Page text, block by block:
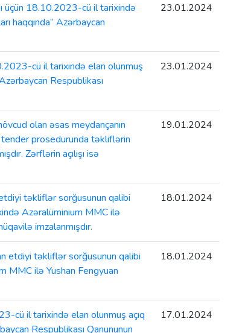
üçün 18.10.2023-cü il tarixində
haqqında” Azərbaycan
23.01.2024
cü il tarixində elan olunmuş
Respublikası
23.01.2024
olan əsas meydançanın
tender prosedurunda təkliflərin
Zərflərin açılışı isə
19.01.2024
təkliflər sorğusunun qalibi
Azəralüminium MMC ilə
imzalanmışdır.
18.01.2024
etdiyi təkliflər sorğusunun qalibi
MMC ilə Yushan Fengyuan
18.01.2024
cü il tarixində elan olunmuş açıq
Respublikası Qanununun
17.01.2024